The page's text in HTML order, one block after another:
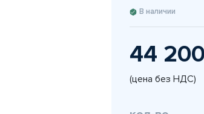
В наличии
44
(цена без НДС)